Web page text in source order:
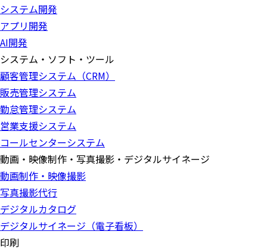
システム開発
アプリ開発
AI開発
システム・ソフト・ツール
顧客管理システム（CRM）
販売管理システム
勤怠管理システム
営業支援システム
コールセンターシステム
動画・映像制作・写真撮影・デジタルサイネージ
動画制作・映像撮影
写真撮影代行
デジタルカタログ
デジタルサイネージ（電子看板）
印刷